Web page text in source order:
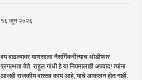
१६ जून २०२६
वय वाढल्यावर माणसाला नैसर्गिकरीत्याच थोडीफार
प्रगल्भता येते. राहुल गांधी हे या नियमालाही अपवाद! त्यांना
आजही राजकीय वास्तव काय आहे, याचे आकलन होत नाही.